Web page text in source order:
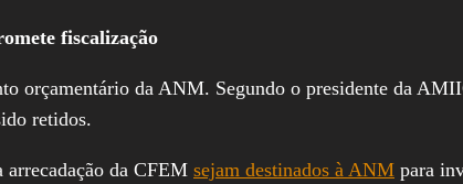
fiscalização
orçamentário da ANM. Segundo o presidente da
retidos.
arrecadação da CFEM sejam destinados à ANM para